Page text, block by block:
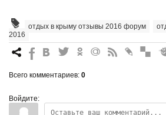
отдых в крыму отзывы 2016 форум
2016
7 % 4 3 . + 0 * #
Всего комментариев: 0
Войдите: